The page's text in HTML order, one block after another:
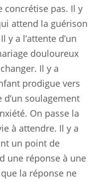
concrétise pas. Il y
attend la guérison
y a l’attente d’un
douloureux
Il y a
prodigue vers
d’un soulagement
On passe la
à attendre. Il y a
un point de
une réponse à une
la réponse ne